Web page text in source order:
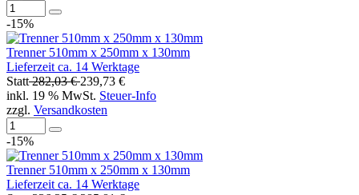
-15%
Trenner 510mm x 250mm x 130mm
Lieferzeit ca. 14 Werktage
Statt282,03 €239,73 €
inkl. 19 % MwSt. Steuer-Info
zzgl. Versandkosten
-15%
Trenner 510mm x 250mm x 130mm
Lieferzeit ca. 14 Werktage